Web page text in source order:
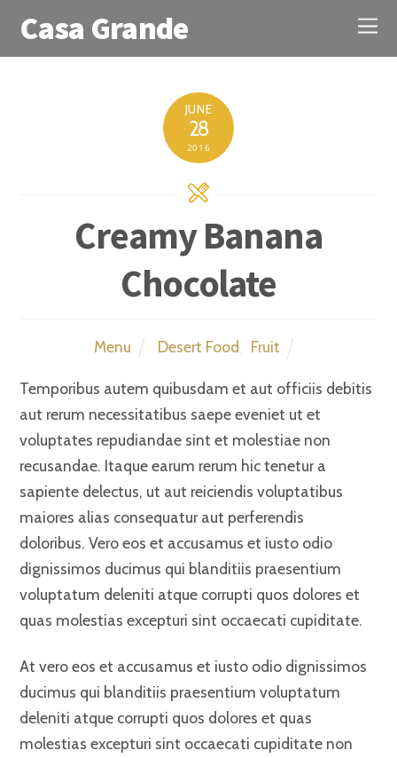
Casa Grande
JUNE
28
2016
Creamy Banana
Chocolate
Menu Desert Food Fruit
Temporibus autem quibusdam et aut officiis debitis
aut rerum necessitatibus saepe eveniet ut et
voluptates repudiandae sint et molestiae non
recusandae. Itaque earum rerum hic tenetur a
sapiente delectus, ut aut reiciendis voluptatibus
maiores alias consequatur aut perferendis
doloribus. Vero eos et accusamus et iusto odio
dignissimos ducimus qui blanditiis praesentium
voluptatum deleniti atque corrupti quos dolores et
quas molestias excepturi sint occaecati cupiditate.
At vero eos et accusamus et iusto odio dignissimos
ducimus qui blanditiis praesentium voluptatum
deleniti atque corrupti quos dolores et quas
molestias excepturi sint occaecati cupiditate non